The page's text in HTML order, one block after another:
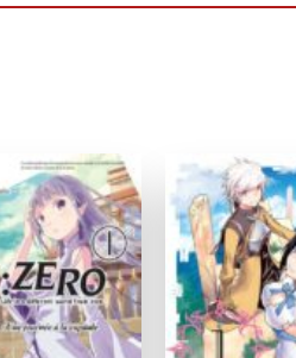
Ajouter
à la
wishlist